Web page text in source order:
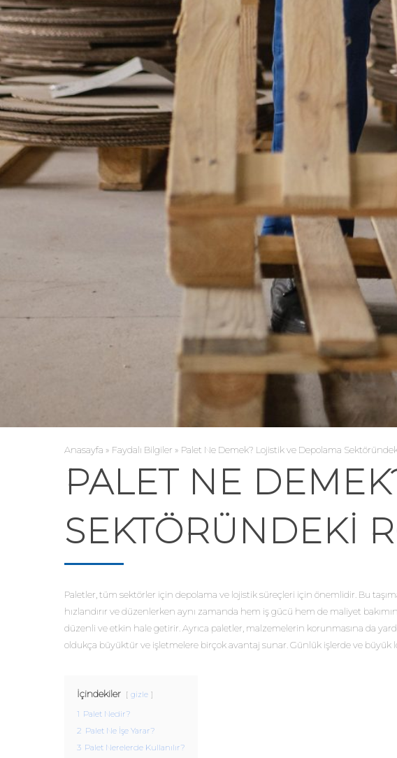
Anasayfa » Faydalı Bilgiler » Palet Ne Demek? Lojistik ve Depolama
PALET NE
SEKTÖRÜNDEKI
Paletler, tüm sektörler için depolama ve lojistik süreçleri için önemlidir. Bu
hızlandırır ve düzenlerken aynı zamanda hem iş gücü hem de maliyet
düzenli ve etkin hale getirir. Ayrıca paletler, malzemelerin korunmasına da
oldukça büyüktür ve işletmelere birçok avantaj sunar. Günlük işlerde ve büyük
İçindekiler gizle
1 Palet Nedir?
2 Palet Ne İşe Yarar?
3 Palet Nerelerde Kullanılır?